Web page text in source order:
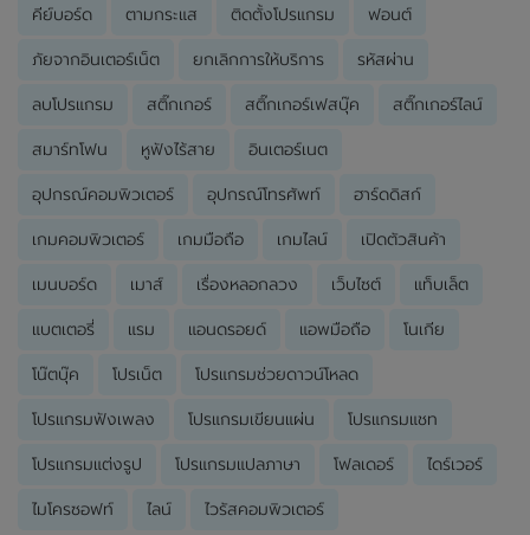
คีย์บอร์ด ตามกระแส ติดตั้งโปรแกรม ฟอนต์
ภัยจากอินเตอร์เน็ต ยกเลิกการให้บริการ รหัสผ่าน
ลบโปรแกรม สติ๊กเกอร์ สติ๊กเกอร์เฟสบุ๊ค สติ๊กเกอร์ไลน์
สมาร์ทโฟน หูฟังไร้สาย อินเตอร์เนต
อุปกรณ์คอมพิวเตอร์ อุปกรณ์โทรศัพท์ ฮาร์ดดิสก์
เกมคอมพิวเตอร์ เกมมือถือ เกมไลน์ เปิดตัวสินค้า
เมนบอร์ด เมาส์ เรื่องหลอกลวง เว็บไซต์ แท็บเล็ต
แบตเตอรี่ แรม แอนดรอยด์ แอพมือถือ โนเกีย
โน๊ตบุ๊ค โปรเน็ต โปรแกรมช่วยดาวน์โหลด
โปรแกรมฟังเพลง โปรแกรมเขียนแผ่น โปรแกรมแชท
โปรแกรมแต่งรูป โปรแกรมแปลภาษา โฟลเดอร์ ไดร์เวอร์
ไมโครซอฟท์ ไลน์ ไวรัสคอมพิวเตอร์